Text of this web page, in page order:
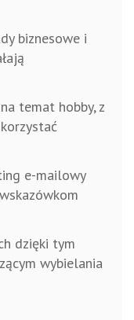
biznesowe i
temat hobby, z
e-mailowy
dzięki tym
wybielania